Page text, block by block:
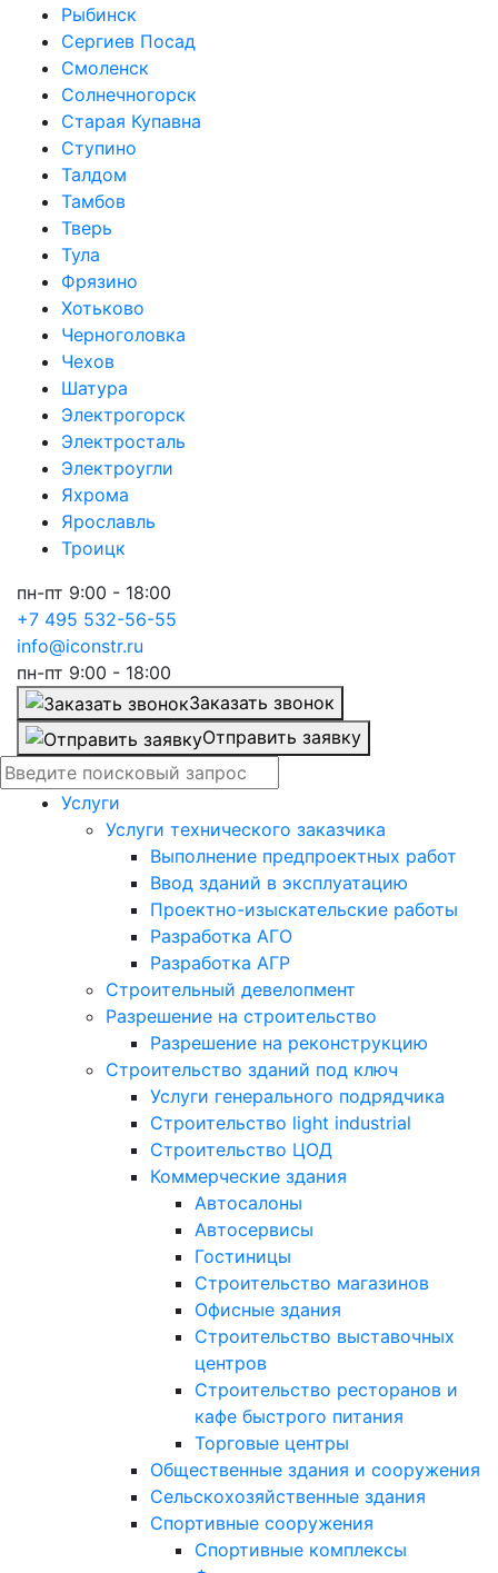
Рыбинск
Сергиев Посад
Смоленск
Солнечногорск
Старая Купавна
Ступино
Талдом
Тамбов
Тверь
Тула
Фрязино
Хотьково
Черноголовка
Чехов
Шатура
Электрогорск
Электросталь
Электроугли
Яхрома
Ярославль
Троицк
пн-пт 9:00 - 18:00
+7 495 532-56-55
info@iconstr.ru
пн-пт 9:00 - 18:00
Заказать звонок
Отправить заявку
Услуги
Услуги технического заказчика
Выполнение предпроектных работ
Ввод зданий в эксплуатацию
Проектно-изыскательские работы
Разработка АГО
Разработка АГР
Строительный девелопмент
Разрешение на строительство
Разрешение на реконструкцию
Строительство зданий под ключ
Услуги генерального подрядчика
Строительство light industrial
Строительство ЦОД
Коммерческие здания
Автосалоны
Автосервисы
Гостиницы
Строительство магазинов
Офисные здания
Строительство выставочных
центров
Строительство ресторанов и
кафе быстрого питания
Торговые центры
Общественные здания и сооружения
Сельскохозяйственные здания
Спортивные сооружения
Спортивные комплексы